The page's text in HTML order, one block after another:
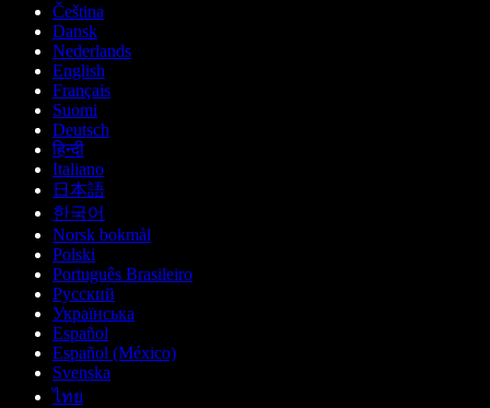
Čeština
Dansk
Nederlands
English
Français
Suomi
Deutsch
हिन्दी
Italiano
日本語
한국어
Norsk bokmål
Polski
Português Brasileiro
Русский
Українська
Español
Español (México)
Svenska
ไทย